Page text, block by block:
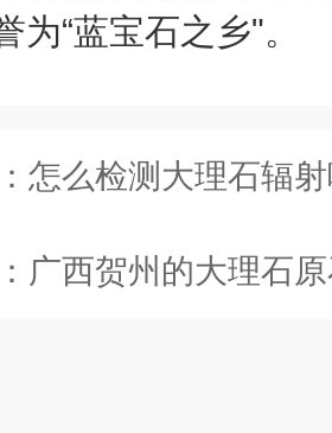
为“蓝宝石之乡"。
怎么检测大理石辐
广西贺州的大理石